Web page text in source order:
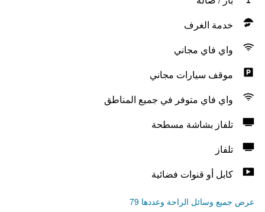
خدمة الغرف
واي فاي مجاني
موقف سيارات مجاني
واي فاي متوفر في جميع المناطق
تلفاز بشاشة مسطحة
تلفاز
كابل أو قنوات فضائية
عرض جميع وسائل الراحة وعددها 79